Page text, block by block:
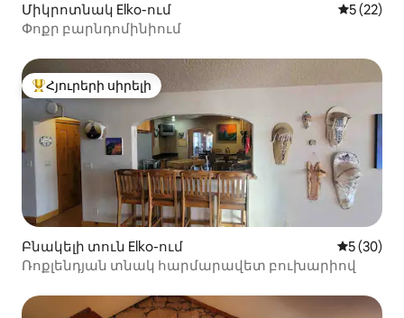
Միկրոտնակ Elko-ում Միջին
5 (22)
Փոքր բարնդոմինիում
Հյուրերի սիրելի լավագույն տները
Հյուրերի սիրելի
Բնակելի տուն Elko-ում Միջին
5 (30)
Ռոքլենդյան տնակ հարմարավետ բուխարիով